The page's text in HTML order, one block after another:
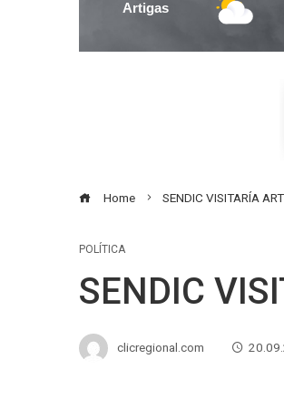
Artigas
Home SENDIC VISITARÍA
POLÍTICA
SENDIC
clicregional.com